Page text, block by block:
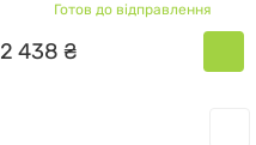
Готов до відправлення
2 438 ₴